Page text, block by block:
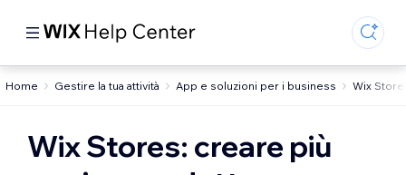
Home Gestire la tua attività App e soluzioni per i business Wix
Wix Stores: creare più